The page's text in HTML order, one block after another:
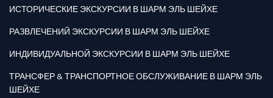
ИСТОРИЧЕСКИЕ ЭКСКУРСИИ В ШАРМ ЭЛЬ ШЕЙХЕ
РАЗВЛЕЧЕНИЙ ЭКСКУРСИИ В ШАРМ ЭЛЬ ШЕЙХЕ
ИНДИВИДУАЛЬНОЙ ЭКСКУРСИИ В ШАРМ ЭЛЬ ШЕЙХЕ
ТРАНСФЕР & ТРАНСПОРТНОЕ ОБСЛУЖИВАНИЕ В ШАРМ ЭЛЬ
ШЕЙХЕ